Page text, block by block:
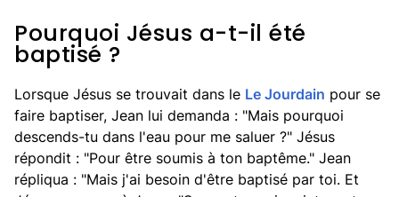
Pourquoi Jésus a-t-il été
baptisé ?
Lorsque Jésus se trouvait dans le Le Jourdain pour se
faire baptiser, Jean lui demanda : "Mais pourquoi
descends-tu dans l'eau pour me saluer ?" Jésus
répondit : "Pour être soumis à ton baptême." Jean
répliqua : "Mais j'ai besoin d'être baptisé par toi. Et